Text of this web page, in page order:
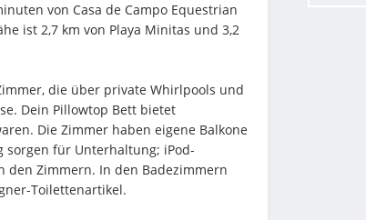
von Casa de Campo Equestrian
ist 2,7 km von Playa Minitas und 3,2
die über private Whirlpools und
Dein Pillowtop Bett bietet
Die Zimmer haben eigene Balkone
sorgen für Unterhaltung; iPod-
den Zimmern. In den Badezimmern
Toilettenartikel.